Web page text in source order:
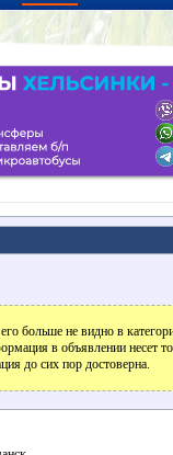
больше не видно в
в объявлении несет
до сих пор достоверна.